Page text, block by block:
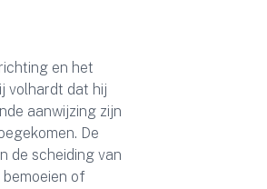
en het
volhardt dat hij
aanwijzing zijn
De
de scheiding van
of